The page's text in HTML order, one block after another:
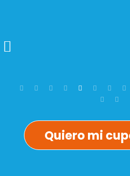
Quiero mi